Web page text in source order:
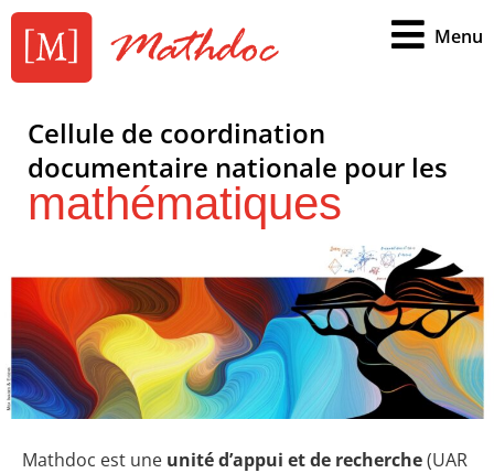
Menu
Cellule de coordination
documentaire nationale pour les
mathématiques
Mathdoc est une unité d’appui et de recherche(UAR